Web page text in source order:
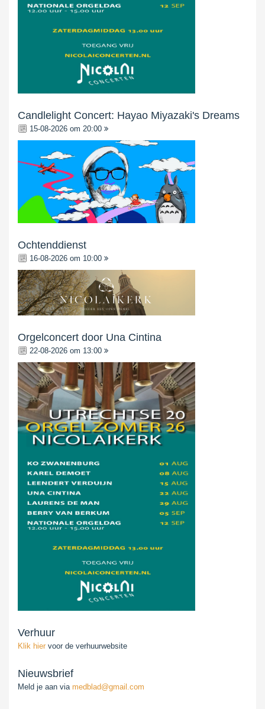
Candlelight Concert: Hayao Miyazaki's Dreams
15-08-2026 om 20:00
Ochtenddienst
16-08-2026 om 10:00
Orgelconcert door Una Cintina
22-08-2026 om 13:00
Verhuur
Klik hier voor de verhuurwebsite
Nieuwsbrief
Meld je aan via medblad@gmail.com